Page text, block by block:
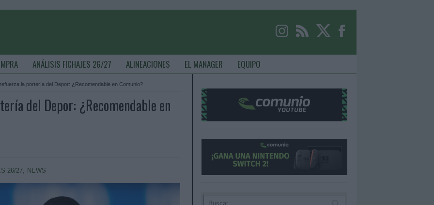
ANÁLISIS FICHAJES 26/27 ALINEACIONES EL MANAGER EQUIPO
la portería del Depor: ¿Recomendable en Comunio?
del Depor: ¿Recomendable en
26/27, NEWS